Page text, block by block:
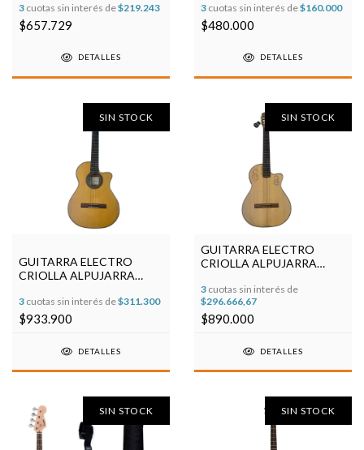
MACIZA
3 cuotas sin interés de$219.243
$657.729
DETALLES
3 cuotas sin interés de$160.000
$480.000
DETALLES
SIN STOCK
GUITARRA ELECTRO
CRIOLLA ALPUJARRA
3 cuotas sin interés de$311.300
$933.900
DETALLES
SIN STOCK
GUITARRA ELECTRO
CRIOLLA ALPUJARRA
3 cuotas sin interés de
$296.666,67
$890.000
DETALLES
SIN STOCK SIN STOCK